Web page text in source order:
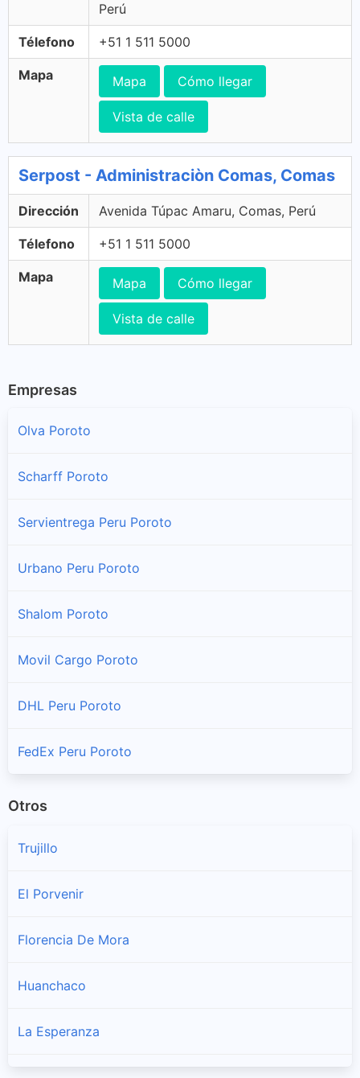
Perú
Télefono +51 1 511 5000
Mapa Mapa Cómo llegar
Vista de calle
Serpost - Administraciòn Comas, Comas
Dirección Avenida Túpac Amaru, Comas, Perú
Télefono +51 1 511 5000
Mapa Mapa Cómo llegar
Vista de calle
Empresas
Olva Poroto
Scharff Poroto
Servientrega Peru Poroto
Urbano Peru Poroto
Shalom Poroto
Movil Cargo Poroto
DHL Peru Poroto
FedEx Peru Poroto
Otros
Trujillo
El Porvenir
Florencia De Mora
Huanchaco
La Esperanza